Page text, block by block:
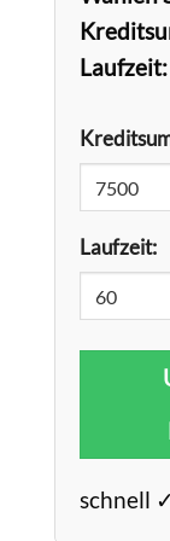
Laufzeit:
Laufzeit:
schnell